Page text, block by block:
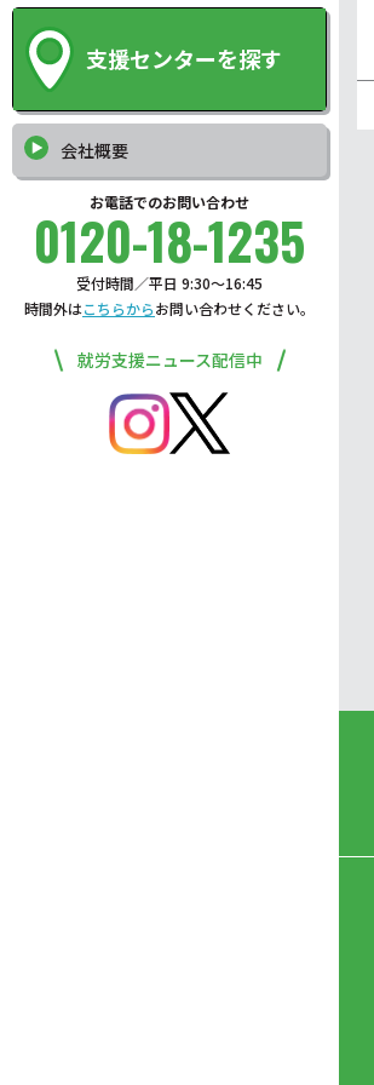
支援センターを探す
会社概要
お電話でのお問い合わせ
0120-18-1235
受付時間／平日 9:30〜16:45
時間外はこちらからお問い合わせください。
就労支援ニュース配信中